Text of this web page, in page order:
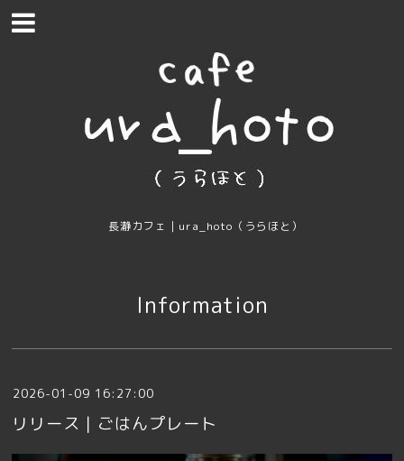
長瀞カフェ｜ura_hoto（うらほと）
Information
2026-01-09 16:27:00
リリース｜ごはんプレート